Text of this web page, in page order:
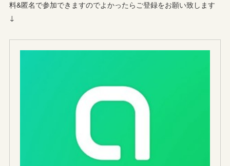
料&匿名で参加できますのでよかったらご登録をお願い致します
↓